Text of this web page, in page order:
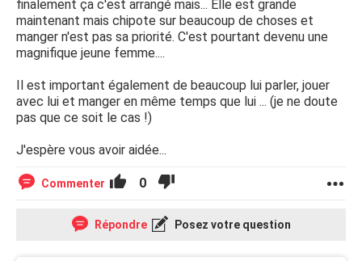
finalement ça c'est arrangé mais... Elle est grande
maintenant mais chipote sur beaucoup de choses et
manger n'est pas sa priorité. C'est pourtant devenu une
magnifique jeune femme....
Il est important également de beaucoup lui parler, jouer
avec lui et manger en même temps que lui ... (je ne doute
pas que ce soit le cas !)
J'espère vous avoir aidée...
Commenter 0
Répondre Posez votre question